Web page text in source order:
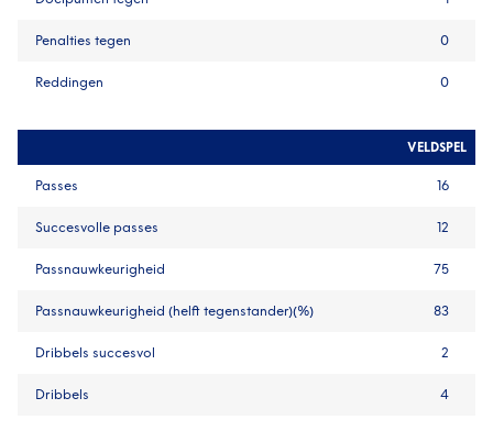
Penalties tegen 0
Reddingen 0
VELDSPEL
Passes 16
Succesvolle passes 12
Passnauwkeurigheid 75
Passnauwkeurigheid (helft tegenstander)(%) 83
Dribbels succesvol 2
Dribbels 4